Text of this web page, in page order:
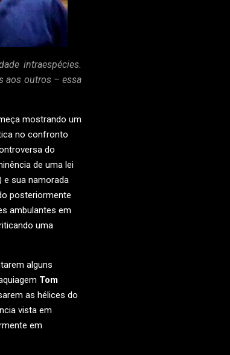
intraespécies.
aos outros – essa
mostrando um
no confronto
do
de uma lei
e sua namorada
posteriormente
ambulantes em
uma
alguns
Tom
as hélices do
vista em
em